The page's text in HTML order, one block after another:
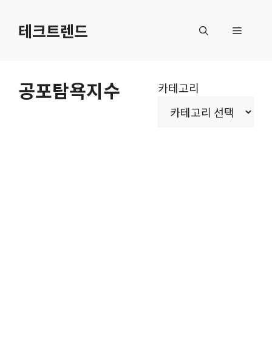
테크트렌드 메
공포탐욕지수 카테고리